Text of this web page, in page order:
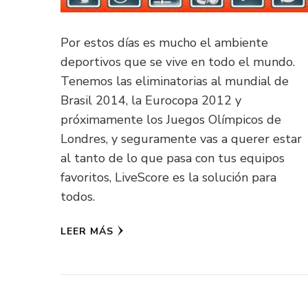
Por estos días es mucho el ambiente
deportivos que se vive en todo el mundo.
Tenemos las eliminatorias al mundial de
Brasil 2014, la Eurocopa 2012 y
próximamente los Juegos Olímpicos de
Londres, y seguramente vas a querer estar
al tanto de lo que pasa con tus equipos
favoritos, LiveScore es la solución para
todos.
LEER MÁS